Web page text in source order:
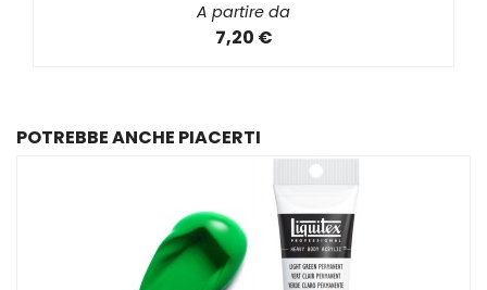
A partire da
7,20 €
POTREBBE ANCHE PIACERTI